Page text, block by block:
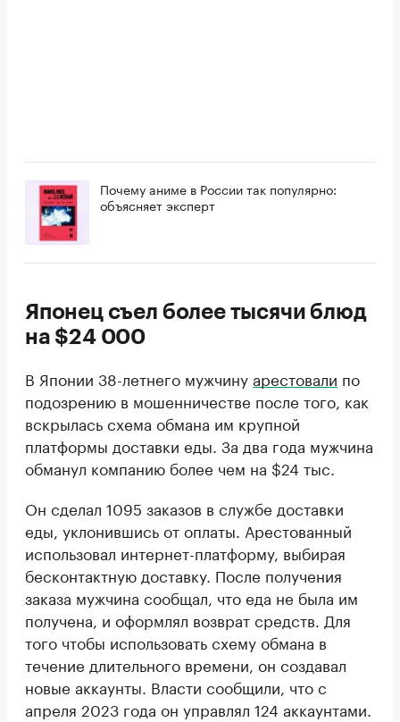
Почему аниме в России так популярно:
объясняет эксперт
Японец съел более тысячи блюд
на $24 000
В Японии 38-летнего мужчинуарестовали по
подозрению в мошенничестве после того, как
вскрылась схема обмана им крупной
платформы доставки еды. За два года мужчина
обманул компанию более чем на $24 тыс.
Он сделал 1095 заказов в службе доставки
еды, уклонившись от оплаты. Арестованный
использовал интернет-платформу, выбирая
бесконтактную доставку. После получения
заказа мужчина сообщал, что еда не была им
получена, и оформлял возврат средств. Для
того чтобы использовать схему обмана в
течение длительного времени, он создавал
новые аккаунты. Власти сообщили, что с
апреля 2023 года он управлял 124 аккаунтами.